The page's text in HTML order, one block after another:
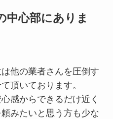
中心部にありま
他の業者さんを圧倒す
頂いております。
感からできるだけ近く
みたいと思う方も少な